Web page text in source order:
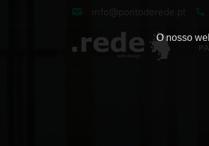
info@pontoderede.pt
web design
O nosso